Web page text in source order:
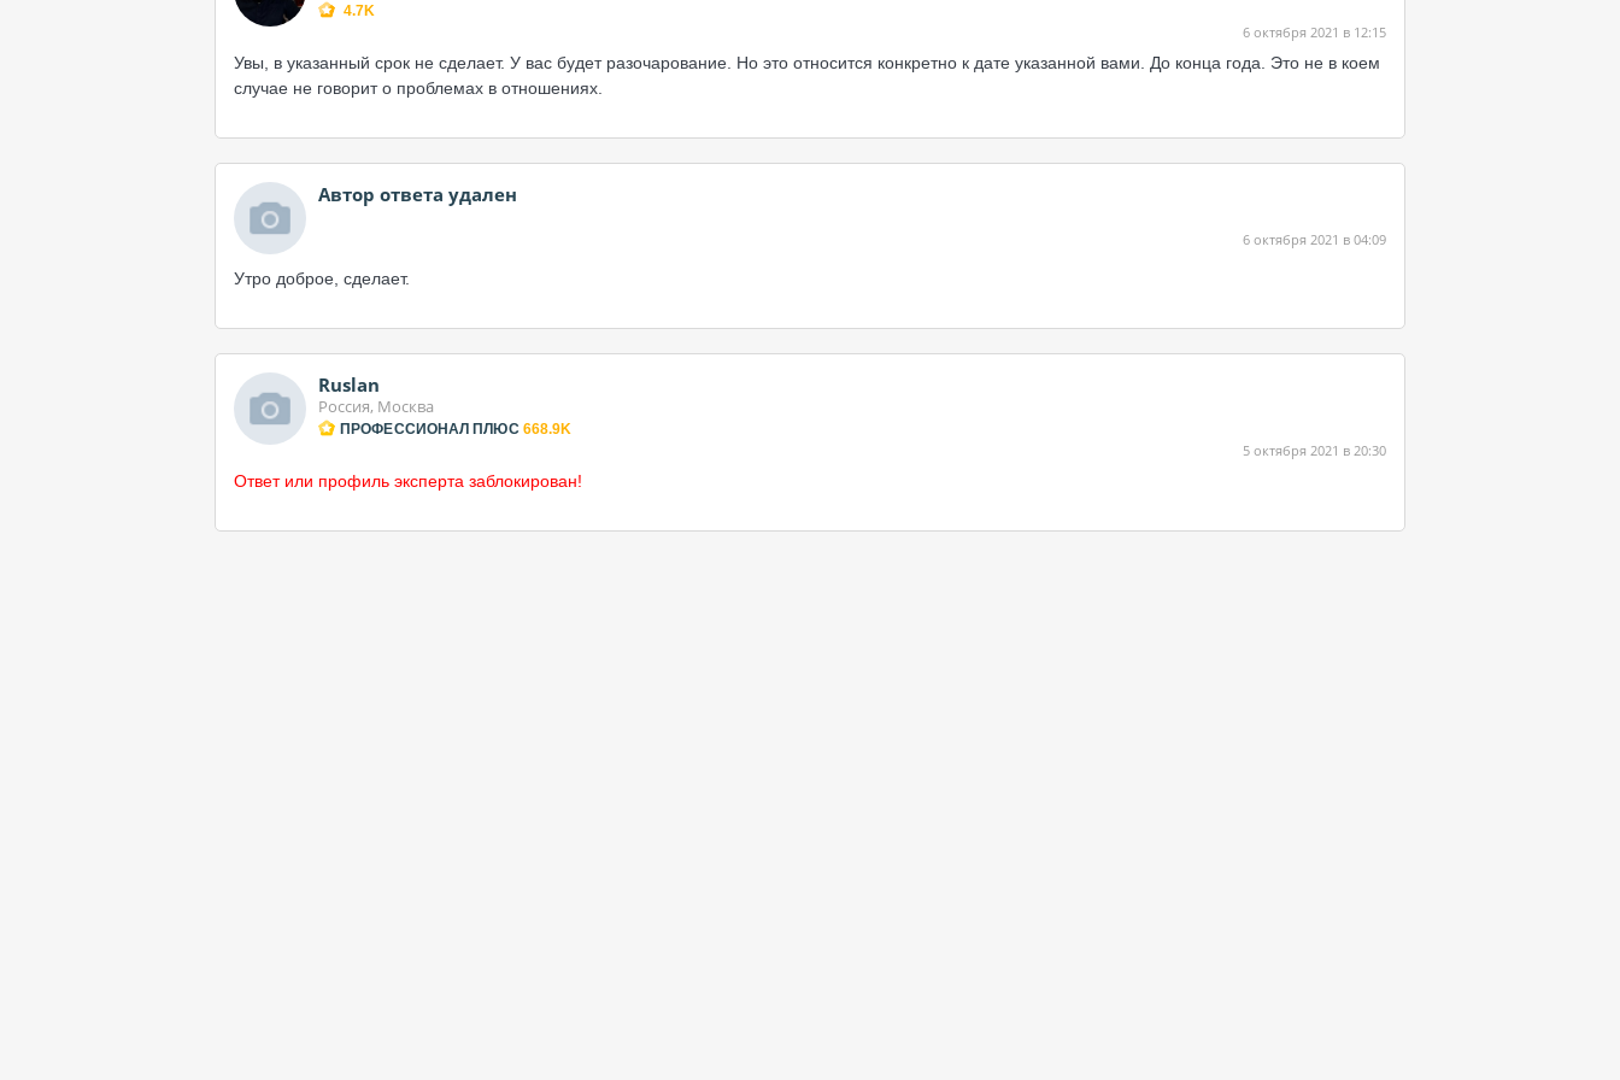
4.7K
6 октября 2021 в 12:15
Увы, в указанный срок не сделает. У вас будет разочарование. Но это относится конкретно к дате указанной вами. До конца года. Это не в коем
случае не говорит о проблемах в отношениях.
Автор ответа удален
6 октября 2021 в 04:09
Утро доброе, сделает.
Ruslan
Россия, Москва
ПРОФЕССИОНАЛ ПЛЮС 668.9K
5 октября 2021 в 20:30
Ответ или профиль эксперта заблокирован!